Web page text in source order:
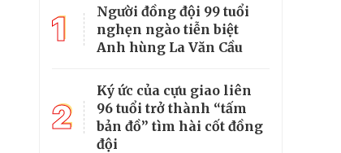
1
Người đồng đội 99 tuổi
nghẹn ngào tiễn biệt
Anh hùng La Văn Cầu
2
Ký ức của cựu giao liên
96 tuổi trở thành “tấm
bản đồ” tìm hài cốt đồng
đội